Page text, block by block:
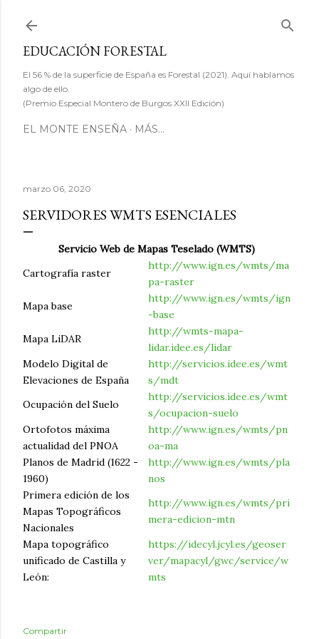
EDUCACIÓN FORESTAL
El 56 % de la superficie de España es Forestal (2021). Aquí hablamos
algo de ello.
(Premio Especial Montero de Burgos XXII Edición)
EL MONTE ENSEÑA MÁS…
marzo 06, 2020
SERVIDORES WMTS ESENCIALES
Servicio Web de Mapas Teselado (WMTS)
Cartografía raster
http://www.ign.es/wmts/ma
pa-raster
Mapa base
http://www.ign.es/wmts/ign
-base
Mapa LiDAR
http://wmts-mapa-
lidar.idee.es/lidar
Modelo Digital de
Elevaciones de España
http://servicios.idee.es/wmt
s/mdt
Ocupación del Suelo
http://servicios.idee.es/wmt
s/ocupacion-suelo
Ortofotos máxima
actualidad del PNOA
http://www.ign.es/wmts/pn
oa-ma
Planos de Madrid (1622 -
1960)
http://www.ign.es/wmts/pla
nos
Primera edición de los
Mapas Topográficos
Nacionales
http://www.ign.es/wmts/pri
mera-edicion-mtn
Mapa topográfico
unificado de Castilla y
León:
https://idecyl.jcyl.es/geoser
ver/mapacyl/gwc/service/w
mts
Compartir